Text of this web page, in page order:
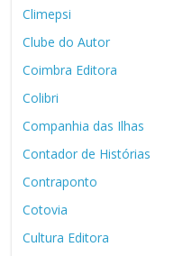
Climepsi
Clube do Autor
Coimbra Editora
Colibri
Companhia das Ilhas
Contador de Histórias
Contraponto
Cotovia
Cultura Editora